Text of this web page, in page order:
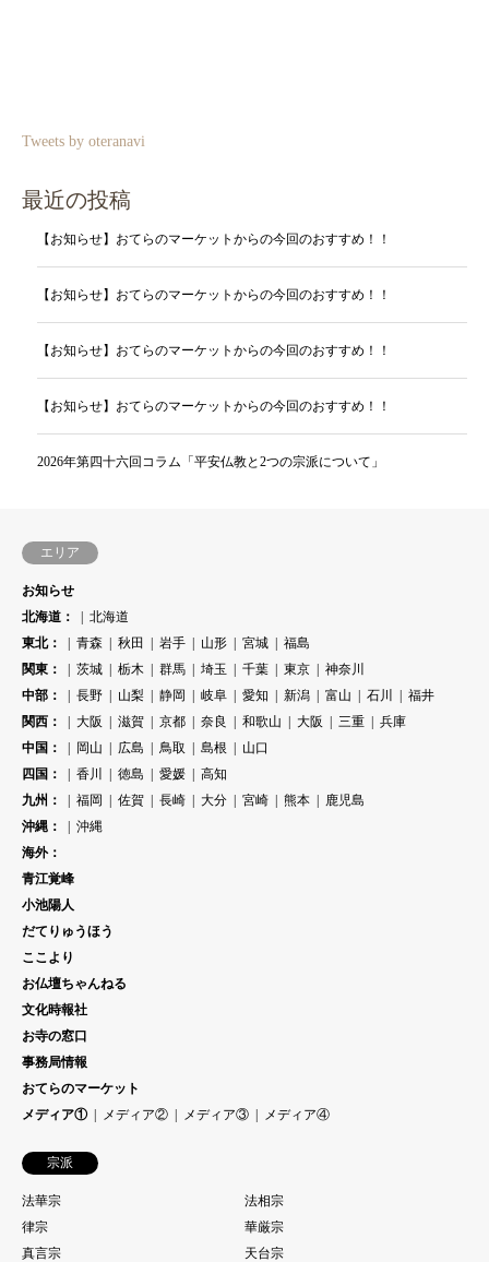
Tweets by oteranavi
最近の投稿
【お知らせ】おてらのマーケットからの今回のおすすめ！！
【お知らせ】おてらのマーケットからの今回のおすすめ！！
【お知らせ】おてらのマーケットからの今回のおすすめ！！
【お知らせ】おてらのマーケットからの今回のおすすめ！！
2026年第四十六回コラム「平安仏教と2つの宗派について」
エリア
お知らせ
北海道：
北海道
東北：
青森 秋田 岩手 山形 宮城
福島
関東：
茨城 栃木 群馬 埼玉 千葉 東京
神奈川
中部：
長野 山梨 静岡 岐阜 愛知 新潟 富山 石川
福井
関西：
大阪 滋賀 京都 奈良 和歌山 大阪 三重
兵庫
中国：
岡山 広島 鳥取 島根
山口
四国：
香川 徳島 愛媛
高知
九州：
福岡 佐賀 長崎 大分 宮崎 熊本
鹿児島
沖縄：
沖縄
海外：
青江覚峰
小池陽人
だてりゅうほう
ここより
お仏壇ちゃんねる
文化時報社
お寺の窓口
事務局情報
おてらのマーケット
メディア①
メディア② メディア③ メディア④
宗派
法華宗
法相宗
律宗
華厳宗
真言宗
天台宗